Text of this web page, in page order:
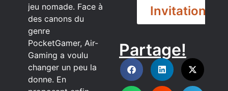
jeu nomade. Face à
des canons du
genre
PocketGamer, Air-
Gaming a voulu
changer un peu la
donne. En
Invitation
DISCORD
Partage!